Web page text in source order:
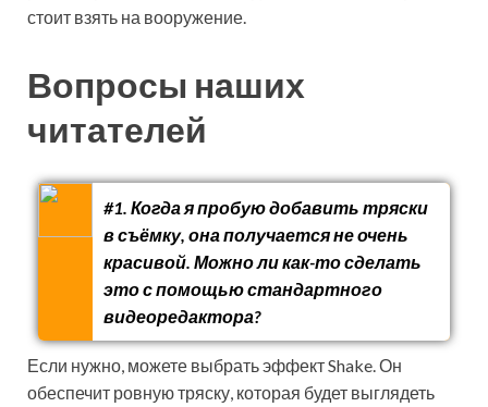
стоит взять на вооружение.
Вопросы наших
читателей
#1. Когда я пробую добавить тряски
в съёмку, она получается не очень
красивой. Можно ли как-то сделать
это с помощью стандартного
видеоредактора?
Если нужно, можете выбрать эффект Shake. Он
обеспечит ровную тряску, которая будет выглядеть